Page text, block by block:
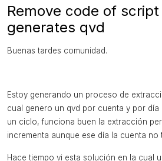
Remove code of
generates qvd
Buenas tardes comunidad.
Estoy generando un proceso de
cual genero un qvd por cuenta y por
un ciclo, funciona buen la extracción
incrementa aunque ese día la cuenta no
Hace tiempo vi esta solución en la cual